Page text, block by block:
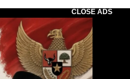
CLOSE ADS